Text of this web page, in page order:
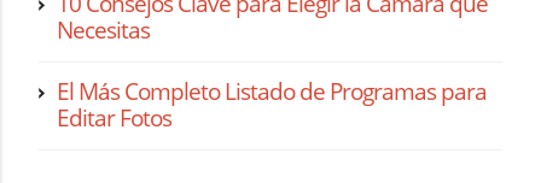
Necesitas
El Más Completo Listado de Programas para
Editar Fotos